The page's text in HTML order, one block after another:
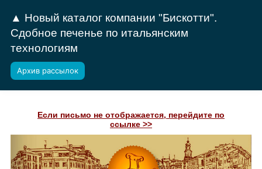
▲ Новый каталог компании "Бискотти".
Сдобное печенье по итальянским
технологиям
Архив рассылок
Если письмо не отображается, перейдите по
ссылке >>